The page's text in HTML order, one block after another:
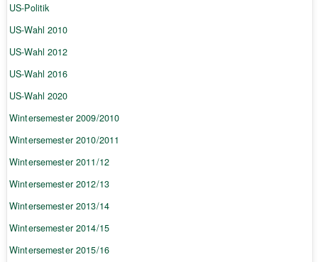
US-Politik
US-Wahl 2010
US-Wahl 2012
US-Wahl 2016
US-Wahl 2020
Wintersemester 2009/2010
Wintersemester 2010/2011
Wintersemester 2011/12
Wintersemester 2012/13
Wintersemester 2013/14
Wintersemester 2014/15
Wintersemester 2015/16